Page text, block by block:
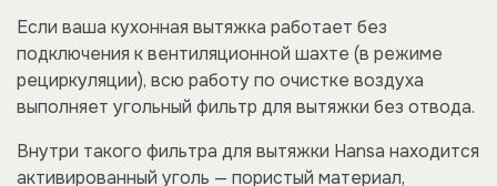
Если ваша кухонная вытяжка работает без
подключения к вентиляционной шахте (в режиме
рециркуляции), всю работу по очистке воздуха
выполняет угольный фильтр для вытяжки без отвода.
Внутри такого фильтра для вытяжки Hansa находится
активированный уголь — пористый материал,